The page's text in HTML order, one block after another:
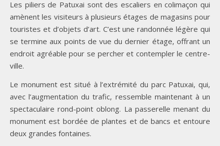
Les piliers de Patuxai sont des escaliers en colimaçon qui
amènent les visiteurs à plusieurs étages de magasins pour
touristes et d’objets d’art. C’est une randonnée légère qui
se termine aux points de vue du dernier étage, offrant un
endroit agréable pour se percher et contempler le centre-
ville.
Le monument est situé à l’extrémité du parc Patuxai, qui,
avec l’augmentation du trafic, ressemble maintenant à un
spectaculaire rond-point oblong. La passerelle menant du
monument est bordée de plantes et de bancs et entoure
deux grandes fontaines.